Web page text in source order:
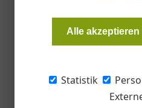
Alle akzeptieren
Statistik
Bauen in
Italien.